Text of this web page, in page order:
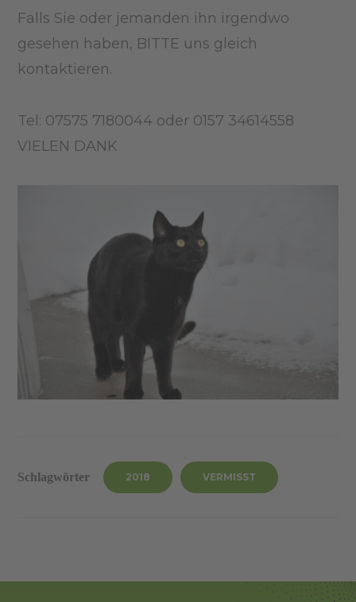
Falls Sie oder jemanden ihn irgendwo
gesehen haben, BITTE uns gleich
kontaktieren.
Tel: 07575 7180044 oder 0157 34614558
VIELEN DANK
Schlagwörter 2018 VERMISST